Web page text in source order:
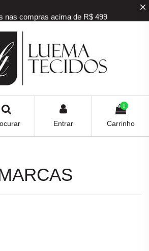
nas compras acima de R$ 499
cupom
para pagamento via PIX e BOLETO
nas compras acima de R$ 499
Entrar
0
Carrinho